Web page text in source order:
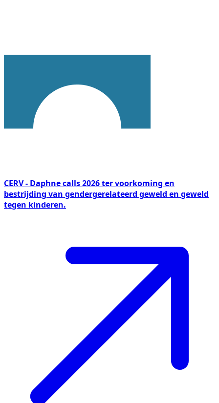
CERV - Daphne calls 2026 ter voorkoming en
bestrijding van gendergerelateerd geweld en geweld
tegen kinderen.